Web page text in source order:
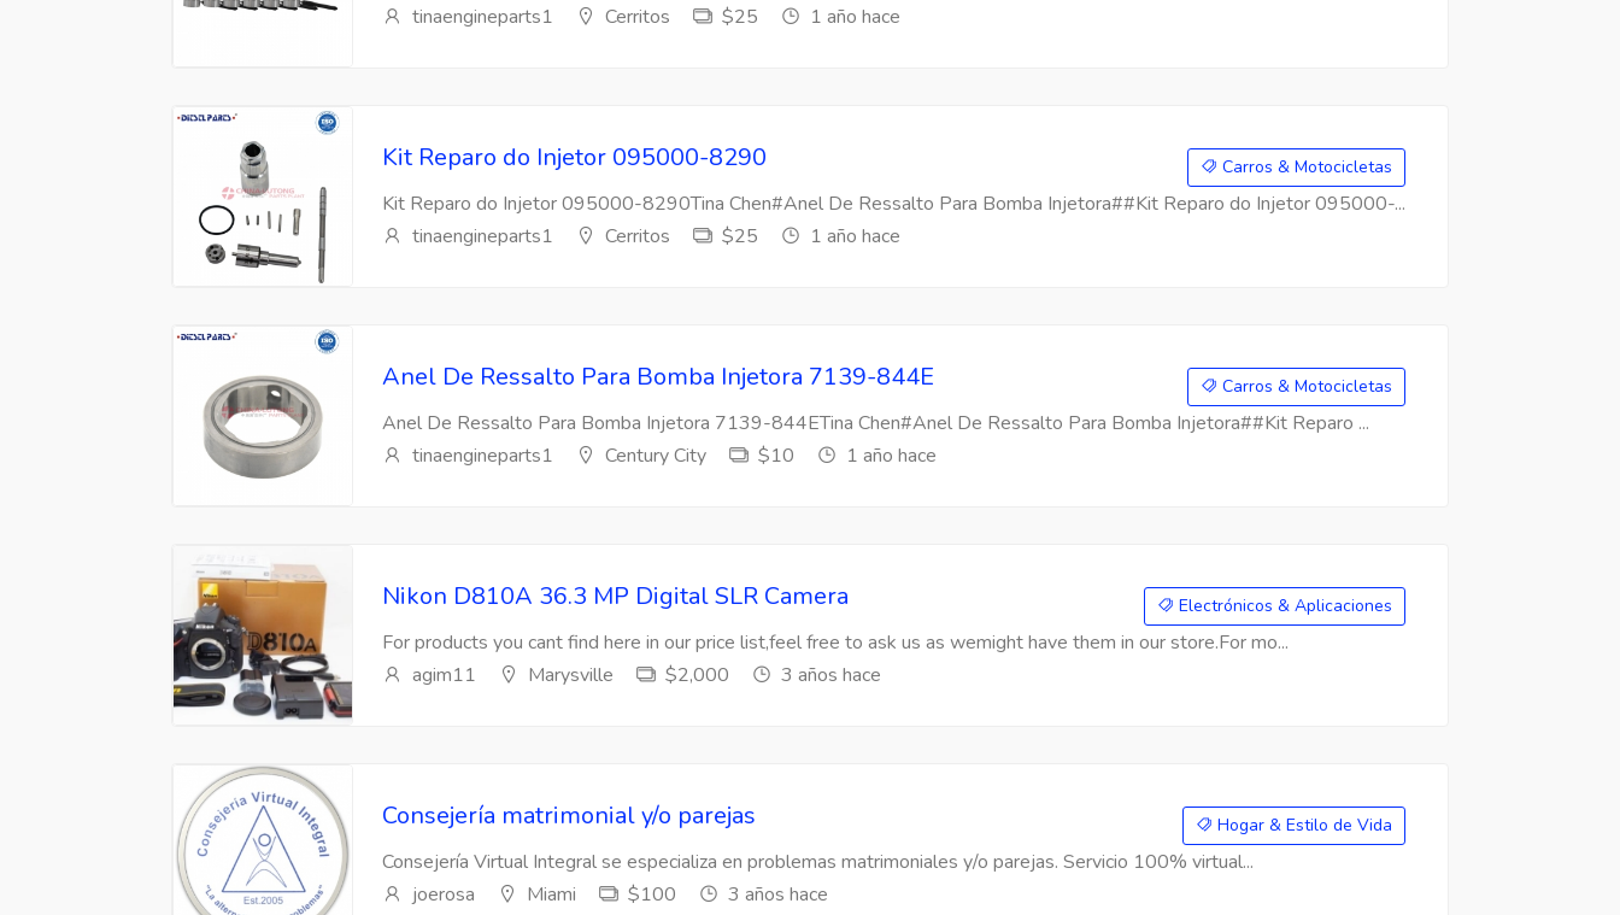
tinaengineparts1
Cerritos $25 1 año hace
Kit Reparo do Injetor 095000-8290 Carros & Motocicletas
Kit Reparo do Injetor 095000-8290Tina Chen#Anel De Ressalto Para Bomba Injetora##Kit Reparo do Injetor 095000-...
tinaengineparts1
Cerritos $25 1 año hace
Anel De Ressalto Para Bomba Injetora 7139-844E Carros & Motocicletas
Anel De Ressalto Para Bomba Injetora 7139-844ETina Chen#Anel De Ressalto Para Bomba Injetora##Kit Reparo ...
tinaengineparts1
Century City $10 1 año hace
Nikon D810A 36.3 MP Digital SLR Camera Electrónicos & Aplicaciones
For products you cant find here in our price list,feel free to ask us as wemight have them in our store.For mo...
agim11
Marysville $2,000 3 años hace
Consejería matrimonial y/o parejas Hogar & Estilo de Vida
Consejería Virtual Integral se especializa en problemas matrimoniales y/o parejas. Servicio 100% virtual...
joerosa
Miami $100 3 años hace